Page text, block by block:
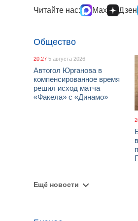
Читайте нас: Max Дзен
Общество
20:27 5 августа 2026
Автогол Юрганова в
компенсированное время
решил исход матча
«Факела» с «Динамо»
Ещё новости